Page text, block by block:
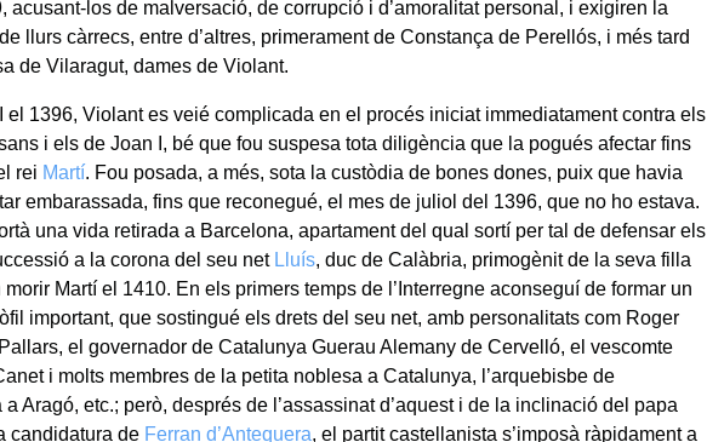
acusant-los de malversació, de corrupció i d’amoralitat personal, i exigiren la
llurs càrrecs, entre d’altres, primerament de Constança de Perellós, i més tard
de Vilaragut, dames de Violant.
el 1396, Violant es veié complicada en el procés iniciat immediatament contra els
i els de Joan I, bé que fou suspesa tota diligència que la pogués afectar fins
rei Martí. Fou posada, a més, sota la custòdia de bones dones, puix que havia
embarassada, fins que reconegué, el mes de juliol del 1396, que no ho estava.
una vida retirada a Barcelona, apartament del qual sortí per tal de defensar els
a la corona del seu net Lluís, duc de Calàbria, primogènit de la seva filla
morir Martí el 1410. En els primers temps de l’Interregne aconseguí de formar un
important, que sostingué els drets del seu net, amb personalitats com Roger
el governador de Catalunya Guerau Alemany de Cervelló, el vescomte
i molts membres de la petita noblesa a Catalunya, l’arquebisbe de
a Aragó, etc.; però, després de l’assassinat d’aquest i de la inclinació del papa
candidatura de Ferran d’Antequera, el partit castellanista s’imposà ràpidament a